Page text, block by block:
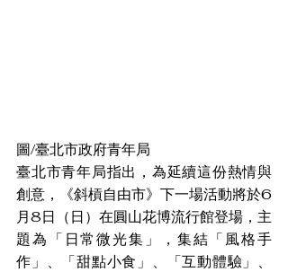
圖/臺北市政府青年局
臺北市青年局指出，為延續這份熱情與
創意，《斜槓自由市》下一場活動將於6
月8日（日）在圓山花博流行館登場，主
題為「日常微光集」，集結「風格手
作」、「甜點小食」、「互動體驗」、